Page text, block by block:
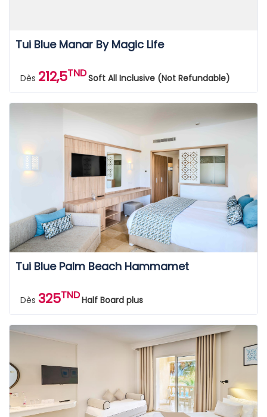
Tui Blue Manar By Magic Life
Dès 212,5TNDSoft All Inclusive (Not Refundable)
Tui Blue Palm Beach Hammamet
Dès 325TNDHalf Board plus